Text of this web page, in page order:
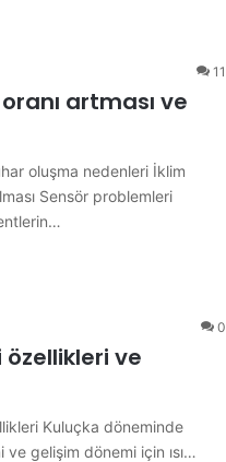
11
artması ve
oluşma nedenleri İklim
Sensör problemleri
0
ve
Kuluçka döneminde
ve gelişim dönemi için ısı…